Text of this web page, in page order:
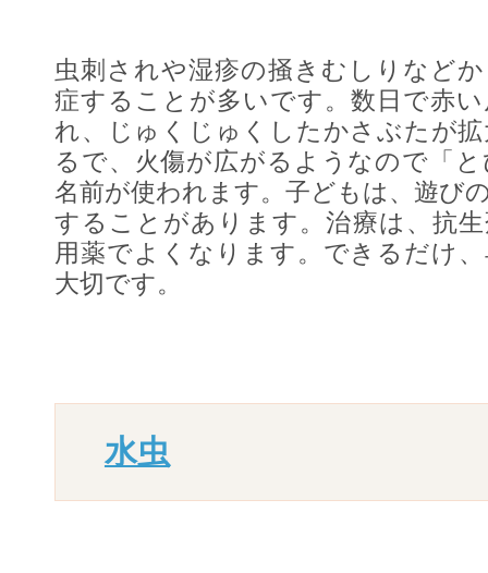
虫刺されや湿疹の掻きむしりなど
症することが多いです。数日で赤
れ、じゅくじゅくしたかさぶたが
るで、火傷が広がるようなので「
名前が使われます。子どもは、遊び
することがあります。治療は、抗
用薬でよくなります。できるだけ
大切です。
水虫